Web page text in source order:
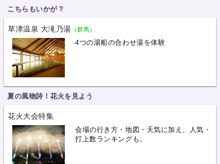
こちらもいかが？
草津温泉 大滝乃湯 （群馬）
4つの湯船の合わせ湯を体験
夏の風物詩！花火を見よう
花火大会特集
会場の行き方・地図・天気に加え、人気・
打上数ランキングも。